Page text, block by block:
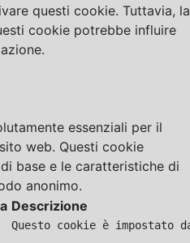
questi cookie. Tuttavia, la
cookie potrebbe influire
essenziali per il
web. Questi cookie
base e le caratteristiche di
anonimo.
Descrizione
Questo cookie è